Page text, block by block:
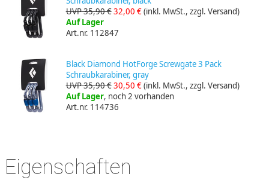
UVP 35,90 €32,00 €(inkl. MwSt., zzgl. Versand)
Auf Lager
Art.nr. 112847
Black Diamond HotForge Screwgate 3 Pack
Schraubkarabiner, gray
UVP 35,90 €30,50 €(inkl. MwSt., zzgl. Versand)
Auf Lager, noch 2 vorhanden
Art.nr. 114736
Eigenschaften